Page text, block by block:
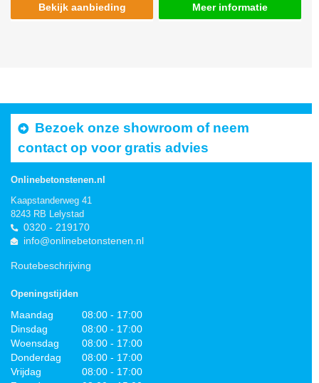
Bekijk aanbieding Meer informatie
Bezoek onze showroom of neem
contact op voor gratis advies
Onlinebetonstenen.nl
Kaapstanderweg 41
8243 RB Lelystad
0320 - 219170
info@onlinebetonstenen.nl
Routebeschrijving
Openingstijden
Maandag
08:00 - 17:00
Dinsdag
08:00 - 17:00
Woensdag
08:00 - 17:00
Donderdag
08:00 - 17:00
Vrijdag
08:00 - 17:00